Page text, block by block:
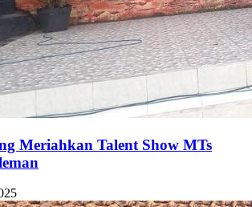
Meriahkan Talent Show MTs